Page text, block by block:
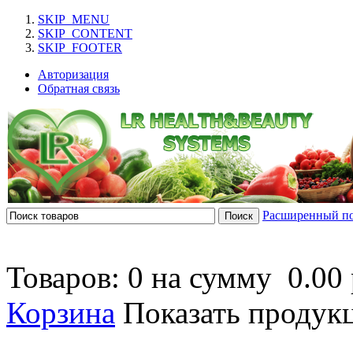
SKIP_MENU
SKIP_CONTENT
SKIP_FOOTER
Авторизация
Обратная связь
Расширенный
Товаров: 0 на сумму 0.00
Корзина Показать